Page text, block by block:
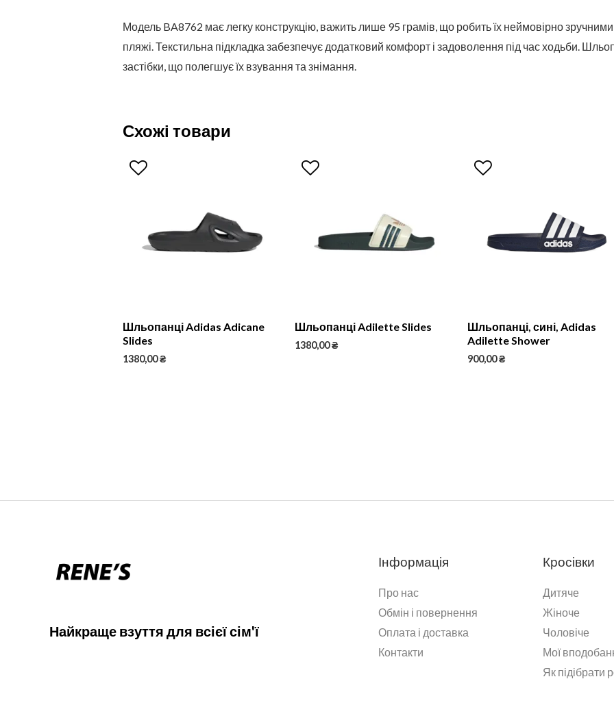
Модель BA8762 має легку конструкцію, важить лише 95 грамів, що робить їх неймовірно зручними
пляжі. Текстильна підкладка забезпечує додатковий комфорт і задоволення під час ходьби.
застібки, що полегшує їх взування та знімання.
Схожі товари
Шльопанці Adidas Adicane
Slides
1380,00₴
Шльопанці Adilette Slides
1380,00₴
Шльопанці, сині, Adidas
Adilette Shower
900,00₴
Найкраще взуття для всієї сім'ї
Інформація
Про нас
Обмін і повернення
Оплата і доставка
Контакти
Кросівки
Дитяче
Жіноче
Чоловіче
Мої
Як підібрати